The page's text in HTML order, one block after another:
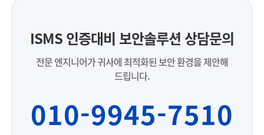
ISMS 인증대비 보안솔루션 상담문의
전문 엔지니어가 귀사에 최적화된 보안 환경을 제안해
드립니다.
010-9945-7510